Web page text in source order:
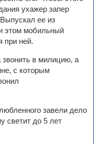
ухажер запер
ее из
этом мобильный
при ней.
в милицию, а
с которым
завели дело
светит до 5 лет